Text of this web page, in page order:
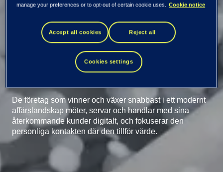
Digitala upplevelser Digital handel
Kundportalen
skapar värde
De företag som vinner och växer snabbast i ett modernt
affärslandskap möter, servar och handlar med sina
återkommande kunder digitalt, och fokuserar den
personliga kontakten där den tillför värde.
manage your preferences or to opt-out of certain cookie uses. Cookie notice
Accept all cookies Reject all
Cookies settings